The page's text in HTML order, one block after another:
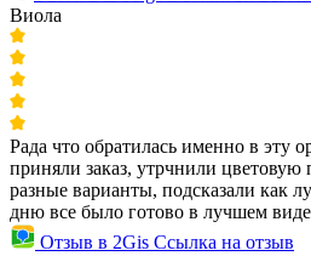
Виола
Рада что обратилась именно в эту
приняли заказ, утрчнили цветовую
разные варианты, подсказали как
дню все было готово в лучшем виде
Отзыв в 2Gis Ссылка на отзыв